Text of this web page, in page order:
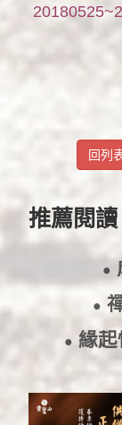
回列
推薦閱讀
●
●
● 緣